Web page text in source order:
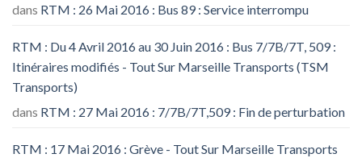
dans RTM : 26 Mai 2016 : Bus 89 : Service interrompu
RTM : Du 4 Avril 2016 au 30 Juin 2016 : Bus 7/7B/7T, 509 :
Itinéraires modifiés - Tout Sur Marseille Transports (TSM
Transports)
dans RTM : 27 Mai 2016 : 7/7B/7T,509 : Fin de perturbation
RTM : 17 Mai 2016 : Grève - Tout Sur Marseille Transports